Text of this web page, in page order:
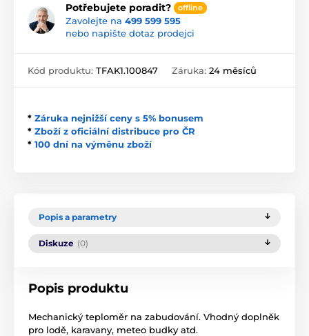
Potřebujete poradit? offline
Zavolejte na 499 599 595
nebo napište dotaz prodejci
Kód produktu: TFAK1.100847 Záruka: 24 měsíců
* Záruka nejnižší ceny s 5% bonusem
* Zboží z oficiální distribuce pro ČR
* 100 dní na výměnu zboží
Popis a parametry
Diskuze (0)
Popis produktu
Mechanický teploměr na zabudování. Vhodný doplněk
pro lodě, karavany, meteo budky atd.